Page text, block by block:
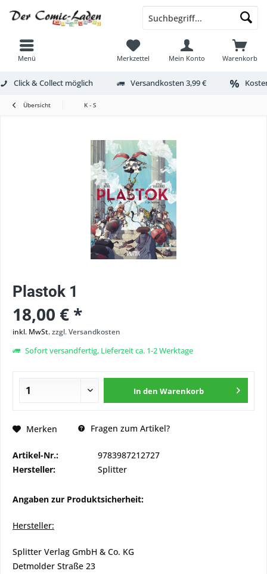
Menü Warenkorb
Merkzettel Mein Konto
Click & Collect möglich Versandkosten 3,99 €
Übersicht K - S
Plastok 1
18,00 € *
inkl. MwSt.zzgl. Versandkosten
Sofort versandfertig, Lieferzeit ca. 1-2 Werktage
In den Warenkorb
Merken Fragen zum Artikel?
Artikel-Nr.:
9783987212727
Hersteller:
Splitter
Angaben zur Produktsicherheit:
Hersteller:
Splitter Verlag GmbH & Co. KG
Detmolder Straße 23